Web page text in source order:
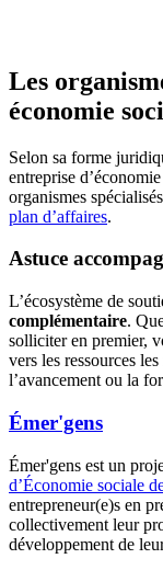
Les
économie
Selon sa forme
entreprise
organismes
plan d’affaires.
Astuce
L’écosystème de
complémentaire.
solliciter en premier,
vers les ressources
l’avancement ou la
Émer'gens
Émer'gens est un
d’Économie sociale
entrepreneur(e)s en
collectivement leur
développement de